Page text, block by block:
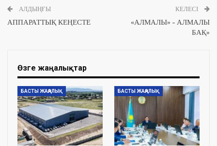
АЛДЫҢҒЫ
АППАРАТТЫҚ КЕҢЕСТЕ
КЕЛЕСІ
«АЛМАЛЫ» – АЛМАЛЫ
БАҚ»
Өзге жаңалықтар
БАСТЫ ЖАҢАЛЫҚ БАСТЫ ЖАҢАЛЫҚ